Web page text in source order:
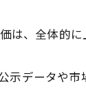
は、全体的
示データや